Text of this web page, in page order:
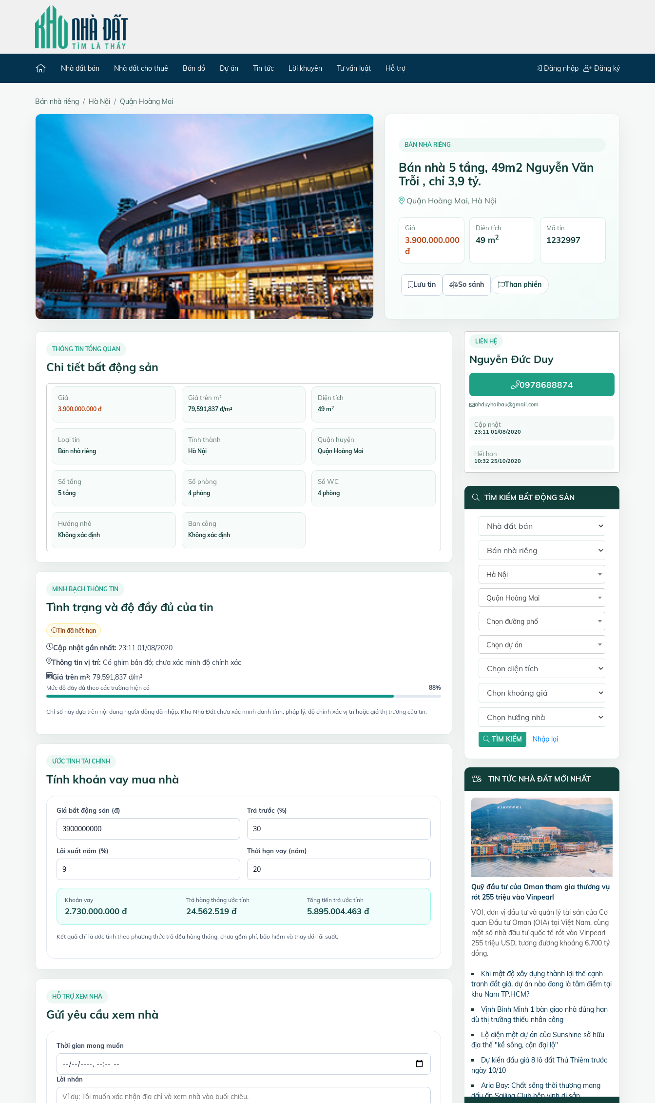
Nhà đất bán Nhà đất cho thuê Bản đồ Dự án Tin tức Lời khuyên Tư vấn luật Hỗ trợ Đăng nhập Đăng ký
Bán nhà riêng Hà Nội Quận Hoàng Mai
BÁN NHÀ RIÊNG
Bán nhà 5 tầng, 49m2 Nguyễn Văn
Trỗi , chỉ 3,9 tỷ.
Quận Hoàng Mai, Hà Nội
Giá
3.900.000.000
đ
Diện tích
49 m2
Mã tin
1232997
Lưu tin So sánh Than phiền
THÔNG TIN TỔNG QUAN
Chi tiết bất động sản
Giá
3.900.000.000 đ
Giá trên m²
79,591,837 đ/m²
Diện tích
49 m2
Loại tin
Bán nhà riêng
Tỉnh thành
Hà Nội
Quận huyện
Quận Hoàng Mai
Số tầng
5 tầng
Số phòng
4 phòng
Số WC
4 phòng
Hướng nhà
Không xác định
Ban công
Không xác định
MINH BẠCH THÔNG TIN
Tình trạng và độ đầy đủ của tin
Tin đã hết hạn
Cập nhật gần nhất: 23:11 01/08/2020
Thông tin vị trí: Có ghim bản đồ; chưa xác minh độ chính xác
Giá trên m²: 79,591,837 đ/m²
Mức độ đầy đủ theo các trường hiện có 88%
Chỉ số này dựa trên nội dung người đăng đã nhập. Kho Nhà Đất chưa xác minh danh tính, pháp lý, độ chính xác vị trí hoặc giá thị trường của tin.
ƯỚC TÍNH TÀI CHÍNH
Tính khoản vay mua nhà
Giá bất động sản (đ) Trả trước (%)
Lãi suất năm (%) Thời hạn vay (năm)
Khoản vay
2.730.000.000 đ
Trả hàng tháng ước tính
24.562.519 đ
Tổng tiền trả ước tính
5.895.004.463 đ
Kết quả chỉ là ước tính theo phương thức trả đều hàng tháng, chưa gồm phí, bảo hiểm và thay đổi lãi suất.
HỖ TRỢ XEM NHÀ
Gửi yêu cầu xem nhà
Thời gian mong muốn
Lời nhắn
LIÊN HỆ
Nguyễn Đức Duy
0978688874
ahduyhaihau@gmail.com
Cập nhật
23:11 01/08/2020
Hết hạn
10:32 25/10/2020
TÌM KIẾM BẤT ĐỘNG SẢN
Hà Nội
Quận Hoàng Mai
Chọn đường phố
Chọn dự án
TÌM KIẾM Nhập lại
TIN TỨC NHÀ ĐẤT MỚI NHẤT
Quỹ đầu tư của Oman tham gia thương vụ
rót 255 triệu vào Vinpearl
VOI, đơn vị đầu tư và quản lý tài sản của Cơ
quan Đầu tư Oman (OIA) tại Việt Nam, cùng
một số nhà đầu tư quốc tế rót vào Vinpearl
255 triệu USD, tương đương khoảng 6.700 tỷ
đồng.
Khi mật độ xây dựng thành lợi thế cạnh
tranh đắt giá, dự án nào đang là tâm điểm tại
khu Nam TP.HCM?
Vịnh Bình Minh 1 bàn giao nhà đúng hạn
dù thị trường thiếu nhân công
Lộ diện một dự án của Sunshine sở hữu
địa thế "kề sông, cận đại lộ"
Dự kiến đấu giá 8 lô đất Thủ Thiêm trước
ngày 10/10
Aria Bay: Chất sống thời thượng mang
dấu ấn Sailing Club bên vịnh di sản